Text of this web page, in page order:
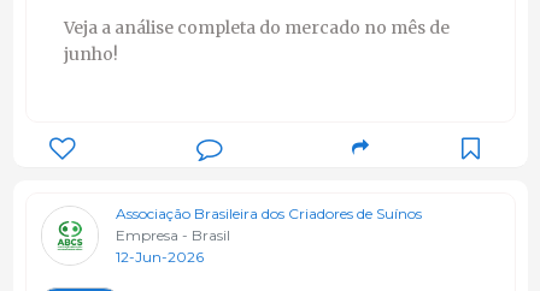
Veja a análise completa do mercado no mês de
junho!
Associação Brasileira dos Criadores de Suínos
Empresa - Brasil
12-Jun-2026